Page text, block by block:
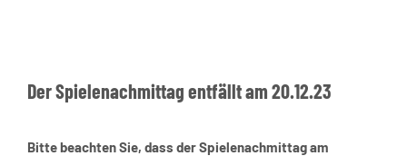
Der Spielenachmittag entfällt am 20.12.23
Bitte beachten Sie, dass der Spielenachmittag am